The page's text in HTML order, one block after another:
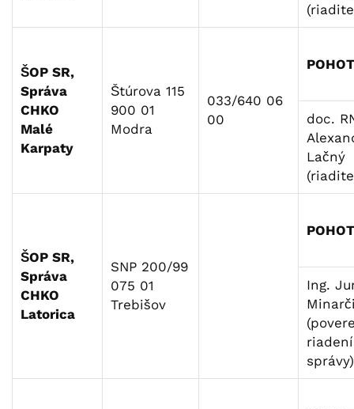
ŠOP SR,
Správa
CHKO
Malé
Karpaty
Štúrova 115
900 01
Modra
033/640 06
00
doc.
Lačný
ŠOP SR,
Správa
CHKO
Latorica
SNP 200/99
075 01
Trebišov
Ing.
správy)